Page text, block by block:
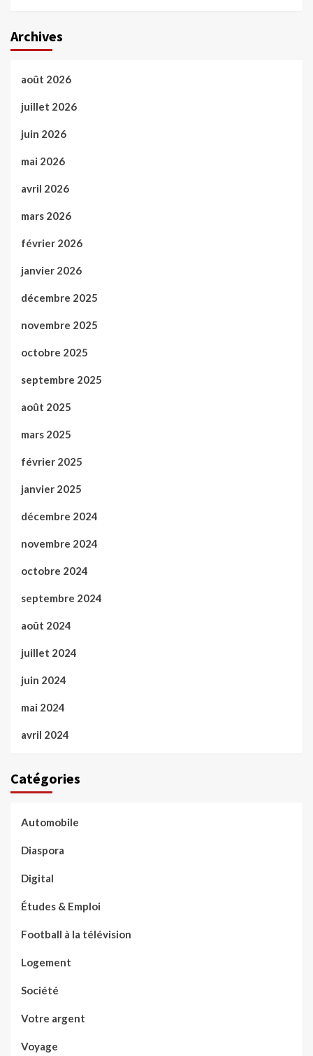
Archives
août 2026
juillet 2026
juin 2026
mai 2026
avril 2026
mars 2026
février 2026
janvier 2026
décembre 2025
novembre 2025
octobre 2025
septembre 2025
août 2025
mars 2025
février 2025
janvier 2025
décembre 2024
novembre 2024
octobre 2024
septembre 2024
août 2024
juillet 2024
juin 2024
mai 2024
avril 2024
Catégories
Automobile
Diaspora
Digital
Études & Emploi
Football à la télévision
Logement
Société
Votre argent
Voyage